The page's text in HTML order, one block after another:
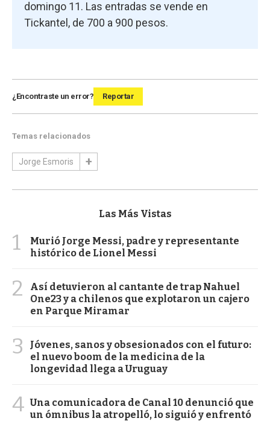
domingo 11. Las entradas se vende en
Tickantel, de 700 a 900 pesos.
¿Encontraste un error? Reportar
Temas relacionados
Jorge Esmoris
Las Más Vistas
1
Murió Jorge Messi, padre y representante
histórico de Lionel Messi
2
Así detuvieron al cantante de trap Nahuel
One23 y a chilenos que explotaron un cajero
en Parque Miramar
3
Jóvenes, sanos y obsesionados con el futuro:
el nuevo boom de la medicina de la
longevidad llega a Uruguay
4 Una comunicadora de Canal 10 denunció que
un ómnibus la atropelló, lo siguió y enfrentó